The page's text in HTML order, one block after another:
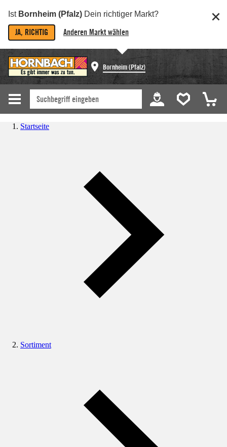
Ist Bornheim (Pfalz) Dein richtiger Markt?
JA, RICHTIG Anderen Markt wählen
Bornheim (Pfalz)
Startseite
Sortiment